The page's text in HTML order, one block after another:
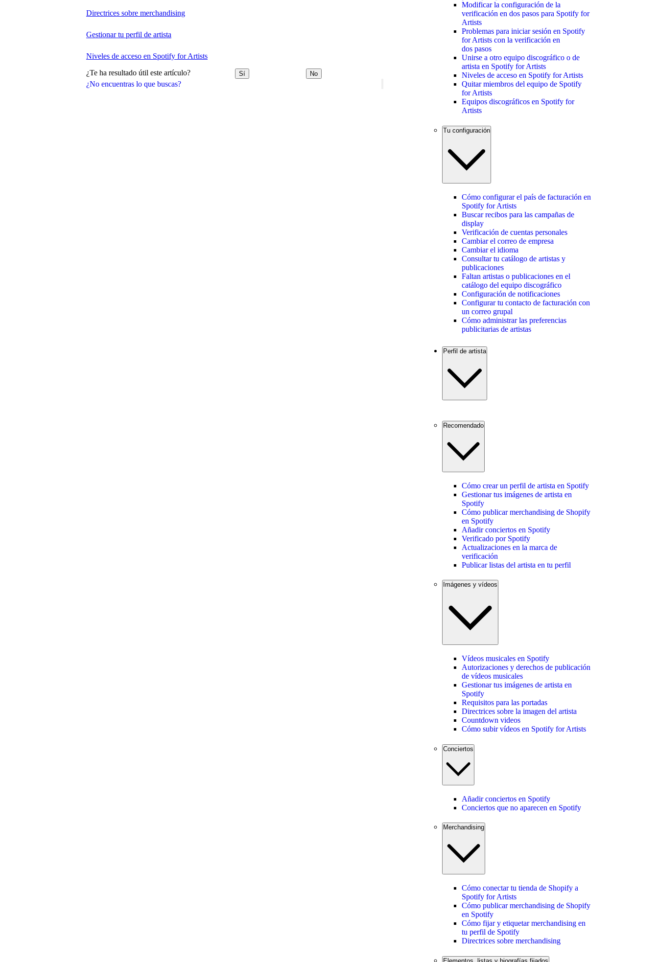
¿No encuentras lo que buscas?
Directrices sobre merchandising
Gestionar tu perfil de artista
Niveles de acceso en Spotify for Artists
¿Te ha resultado útil este artículo? Sí No
Modificar la configuración de la
verificación en dos pasos para Spotify for
Artists
Problemas para iniciar sesión en Spotify
for Artists con la verificación en
dos pasos
Unirse a otro equipo discográfico o de
artista en Spotify for Artists
Niveles de acceso en Spotify for Artists
Quitar miembros del equipo de Spotify
for Artists
Equipos discográficos en Spotify for
Artists
Tu configuración
Cómo configurar el país de facturación en
Spotify for Artists
Buscar recibos para las campañas de
display
Verificación de cuentas personales
Cambiar el correo de empresa
Cambiar el idioma
Consultar tu catálogo de artistas y
publicaciones
Faltan artistas o publicaciones en el
catálogo del equipo discográfico
Configuración de notificaciones
Configurar tu contacto de facturación con
un correo grupal
Cómo administrar las preferencias
publicitarias de artistas
Perfil de artista
Recomendado
Cómo crear un perfil de artista en Spotify
Gestionar tus imágenes de artista en
Spotify
Cómo publicar merchandising de Shopify
en Spotify
Añadir conciertos en Spotify
Verificado por Spotify
Actualizaciones en la marca de
verificación
Publicar listas del artista en tu perfil
Imágenes y vídeos
Vídeos musicales en Spotify
Autorizaciones y derechos de publicación
de vídeos musicales
Gestionar tus imágenes de artista en
Spotify
Requisitos para las portadas
Directrices sobre la imagen del artista
Countdown videos
Cómo subir vídeos en Spotify for Artists
Conciertos
Añadir conciertos en Spotify
Conciertos que no aparecen en Spotify
Merchandising
Cómo conectar tu tienda de Shopify a
Spotify for Artists
Cómo publicar merchandising de Shopify
en Spotify
Cómo fijar y etiquetar merchandising en
tu perfil de Spotify
Directrices sobre merchandising